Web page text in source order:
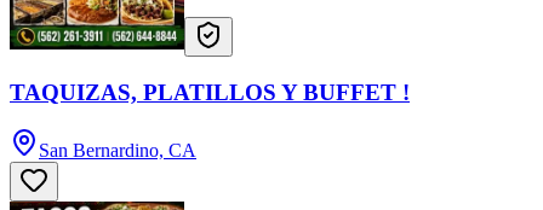
TAQUIZAS, PLATILLOS Y BUFFET !
San Bernardino, CA